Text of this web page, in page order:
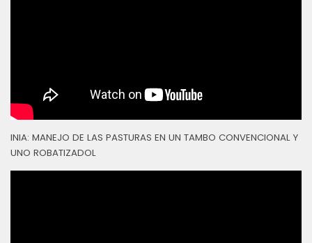
INIA: MANEJO DE LAS PASTURAS EN UN TAMBO CONVENCIONAL Y
UNO ROBATIZADOL